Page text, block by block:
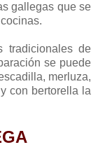
gallegas que se
tradicionales de
se puede
merluza,
con bertorella la